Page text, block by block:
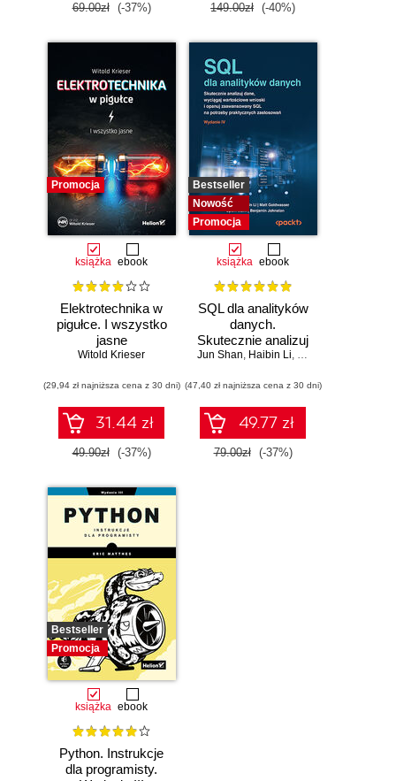
69.00zł (-37%) 149.00zł (-40%)
Promocja
książka ebook
Elektrotechnika w
pigułce. I wszystko
jasne
Witold Krieser
(29,94 zł najniższa cena z 30 dni)
31.44 zł
49.90zł (-37%)
Bestseller
Nowość
Promocja
książka ebook
SQL dla analityków
danych.
Skutecznie analizuj
dane, wyciągaj
wnioski i opanuj
zaawansowany
SQL na potrzeby
praktycznych
zastosowań.
Jun Shan, Haibin Li, Matt Goldwasser
(47,40 zł najniższa cena z 30 dni)
49.77 zł
79.00zł (-37%)
Bestseller
Promocja
książka ebook
Python. Instrukcje
dla programisty.